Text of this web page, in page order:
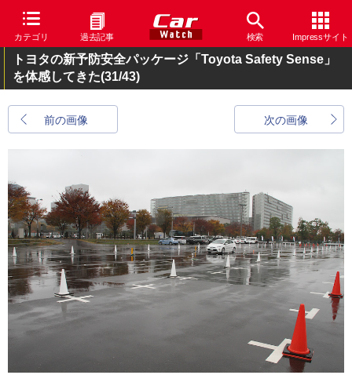
カテゴリ 過去記事 検索 Impressサイト
トヨタの新予防安全パッケージ「Toyota Safety Sense」
を体感してきた(31/43)
前の画像 次の画像